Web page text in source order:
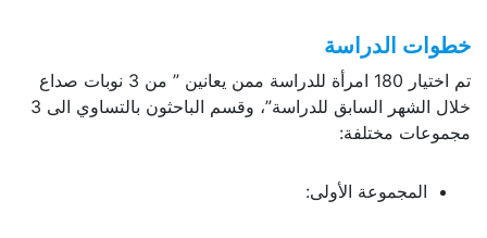
خطوات الدراسة
تم اختيار 180 امرأة للدراسة ممن يعانين ” من 3 نوبات صداع
خلال الشهر السابق للدراسة”، وقسم الباحثون بالتساوي الى 3
مجموعات مختلفة:
المجموعة الأولى: